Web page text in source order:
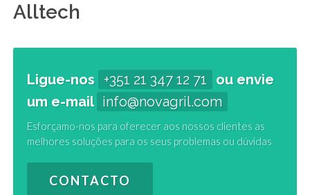
Alltech
Ligue-nos +351 21 347 12 71
ou envie
um e-mail info@novagril.com
Esforçamo-nos para oferecer aos nossos clientes as
melhores soluções para os seus problemas ou dúvidas
CONTACTO